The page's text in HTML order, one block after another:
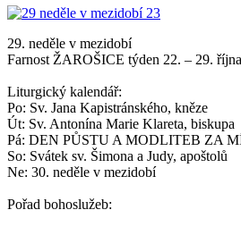
29. neděle v mezidobí
Farnost ŽAROŠICE týden 22. – 29.
Liturgický kalendář:
Po: Sv. Jana Kapistránského, kněze
Út: Sv. Antonína Marie Klareta, biskupa
Pá: DEN PŮSTU A MODLITEB ZA
So: Svátek sv. Šimona a Judy, apoštolů
Ne: 30. neděle v mezidobí
Pořad bohoslužeb: